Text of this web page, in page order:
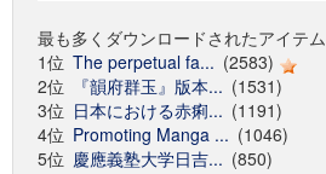
最も多くダウンロードされたアイテム
1位 The perpetual fa... (2583)
2位
『韻府群玉』版本... (1531)
3位 日本における赤痢... (1191)
4位 Promoting Manga ... (1046)
5位 慶應義塾大学日吉... (850)